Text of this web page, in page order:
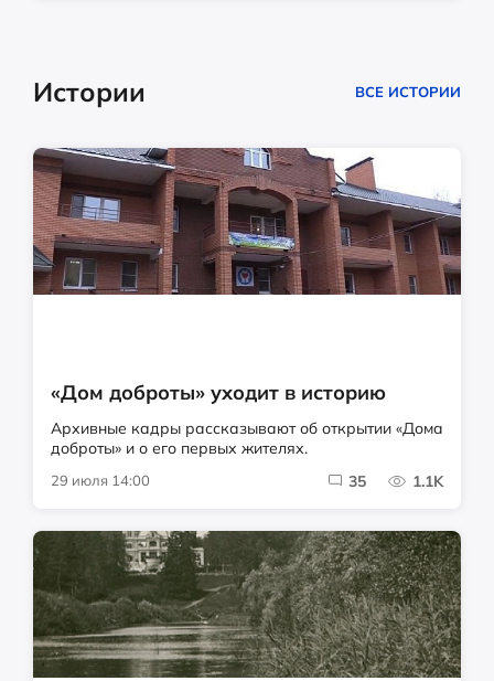
Истории ВСЕ ИСТОРИИ
«Дом доброты» уходит в историю
Архивные кадры рассказывают об открытии «Дома
доброты» и о его первых жителях.
29 июля 14:00 35 1.1K